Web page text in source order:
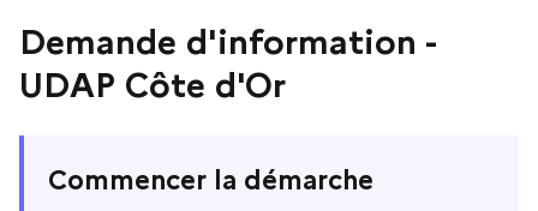
Demande d'information -
UDAP Côte d'Or
Commencer la démarche